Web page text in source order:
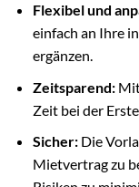
Flexibel und
einfach an Ihre
ergänzen.
Zeitsparend:Mit
Zeit bei der
Sicher:Die
Mietvertrag zu